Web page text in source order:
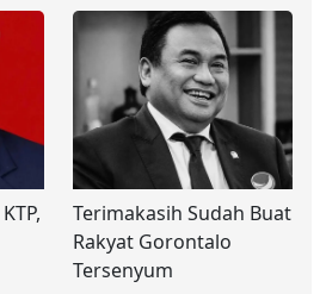
Terimakasih Sudah Buat
Rakyat Gorontalo
Tersenyum